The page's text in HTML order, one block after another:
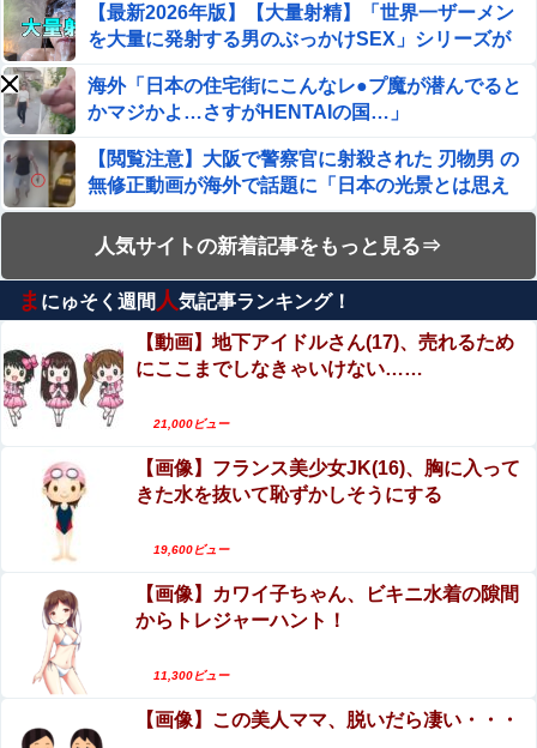
【閲覧注意】陽キャ、洪水が起きた川を渡るチャレンジで
村全体を沸かせる ⇒ 村人（落ちろ… 落ちろ… 落ちろ…）
【朗報】 マツダ、新型CX-5が売れて黒字転換！！
【画像】高市早苗、殺されることに怯え始める
影山優佳の最新の『下半身』ガチでエグいって・・・
移民ベトナム女達の宅飲み、レベチｗｗｗｗｗｗｗｗｗｗ
ｗｗｗｗｗｗｗｗｗｗｗｗｗｗ
【画像】かつて天下を獲っていたYouTuberの現在ｗｗｗ
ｗ
【愕然】 パチ屋で負けてる女に「1万でどやw」と言い続
けたらｗｗｗｗ
【画像】 JKさん、日本最大級の”水かけ祭り”フェスでお
っ〇ぱい丸見え！大量ぶっかけハプニングｗｗｗ
【速報】外人の医療費未払いが多すぎたので病院が外人の
治療を断るようになってしまう
【速報】ダウンタウン浜田さん、差別発言と受け取ら
れる一言で炎上ｗｗｗｗｗｗ他
【最新2026年版】【大量射精】「世界一ザーメン
を大量に発射する男のぶっかけSEX」シリーズが
海外「日本の住宅街にこんなレ●プ魔が潜んでると
かマジかよ…さすがHENTAIの国…」
【閲覧注意】大阪で警察官に射殺された 刃物男 の
無修正動画が海外で話題に「日本の光景とは思え
ない」
福井梨莉華、写真集がエロい！ヌード期待の清楚
系女優、脱いだらおっぱい迫力が圧巻！
上西怜、写真集おっぱいがエロい！元NMB48、成
熟した至高のおっぱい！！
エロ漫画『どんなお願いでも聞いてくれる同級生
と付き合ったら脳みそ破壊されたお話』をrawや
hitomiを使わずに無料で読む方法│ジャッキー
催！人気の最新作・AVデビュー作品、VR作品が
期間限定セール中！
飛んでくる事故(ﾟoﾟ)
【動画】自動ドアの仕組みを理解した富山のツバ
メが賢い。
【閲覧注意】陽キャ、洪水が起きた川を渡るチャ
ちろ… 落ちろ…）
人気サイトの新着記事をもっと見る⇒
ま にゅそく週間 人気記事ランキング！
【動画】地下アイドルさん(17)、売れるため
にここまでしなきゃいけない……
21,000ビュー
【画像】フランス美少女JK(16)、胸に入って
きた水を抜いて恥ずかしそうにする
19,600ビュー
【画像】カワイ子ちゃん、ビキニ水着の隙間
からトレジャーハント！
11,300ビュー
【画像】この美人ママ、脱いだら凄い・・・
Sponsored Link